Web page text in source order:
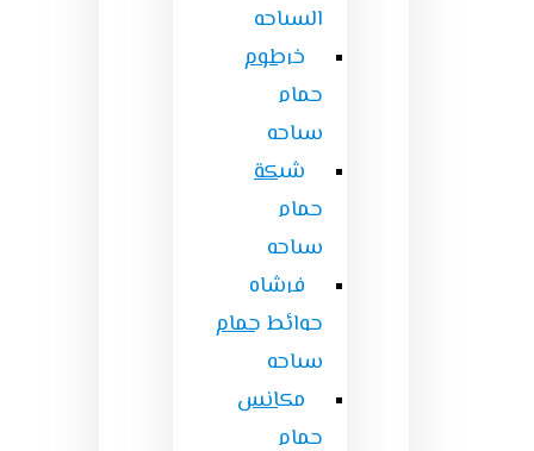
السباحه
خرطوم
حمام
سباحه
شبكة
حمام
سباحه
فرشاه
حوائط حمام
سباحه
مكانس
حمام